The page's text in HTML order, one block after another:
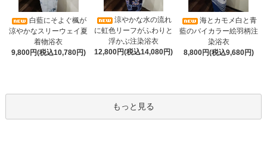
白藍にそよぐ楓が
涼やかなスリーウェイ夏
着物浴衣
9,800円(税込10,780円)
涼やかな水の流れ
に虹色リーフがふわりと
浮かぶ注染浴衣
12,800円(税込14,080円)
海とカモメ白と青
藍のバイカラー絵羽柄注
染浴衣
8,800円(税込9,680円)
もっと見る